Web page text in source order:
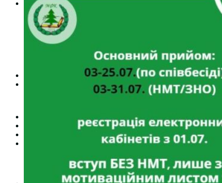
Студентам
Денна форма навчання
Заочна форма навчання
Студентська рада
Документація. Карантин
Документація. Воєнний стан
Центр кар’єри та працевлаштування
Центр дуальної освіти
Неформальна та інформальна освіта
Міжнародне співробітництво
Міжнародне співробітництво для викладачів
Кваліфікаційний центр МФК
Форма заяви здобувача
Перелік професій
Професійні стандарти